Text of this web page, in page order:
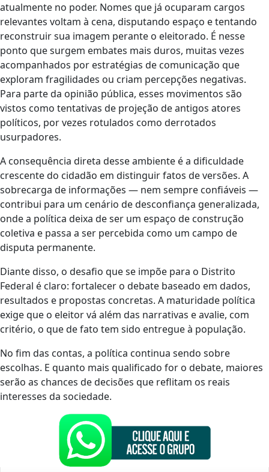
atualmente no poder. Nomes que já ocuparam cargos
relevantes voltam à cena, disputando espaço e tentando
reconstruir sua imagem perante o eleitorado. É nesse
ponto que surgem embates mais duros, muitas vezes
acompanhados por estratégias de comunicação que
exploram fragilidades ou criam percepções negativas.
Para parte da opinião pública, esses movimentos são
vistos como tentativas de projeção de antigos atores
políticos, por vezes rotulados como derrotados
usurpadores.
A consequência direta desse ambiente é a dificuldade
crescente do cidadão em distinguir fatos de versões. A
sobrecarga de informações — nem sempre confiáveis —
contribui para um cenário de desconfiança generalizada,
onde a política deixa de ser um espaço de construção
coletiva e passa a ser percebida como um campo de
disputa permanente.
Diante disso, o desafio que se impõe para o Distrito
Federal é claro: fortalecer o debate baseado em dados,
resultados e propostas concretas. A maturidade política
exige que o eleitor vá além das narrativas e avalie, com
critério, o que de fato tem sido entregue à população.
No fim das contas, a política continua sendo sobre
escolhas. E quanto mais qualificado for o debate, maiores
serão as chances de decisões que reflitam os reais
interesses da sociedade.